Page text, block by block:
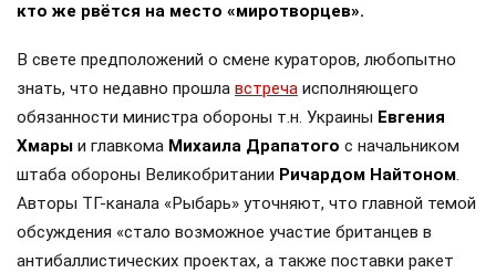
кто же рвётся на место «миротворцев».
В свете предположений о смене кураторов, любопытно
знать, что недавно прошла встреча исполняющего
обязанности министра обороны т.н. Украины Евгения
Хмары и главкома Михаила Драпатого с начальником
штаба обороны Великобритании Ричардом Найтоном.
Авторы ТГ-канала «Рыбарь» уточняют, что главной темой
обсуждения «стало возможное участие британцев в
антибаллистических проектах, а также поставки ракет